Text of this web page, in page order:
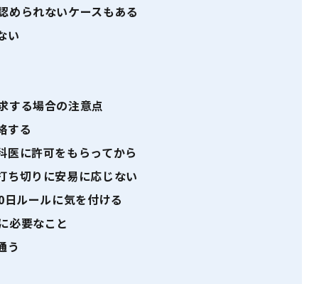
められないケースもある
い
する場合の注意点
する
医に許可をもらってから
ち切りに安易に応じない
ルールに気を付ける
必要なこと
う